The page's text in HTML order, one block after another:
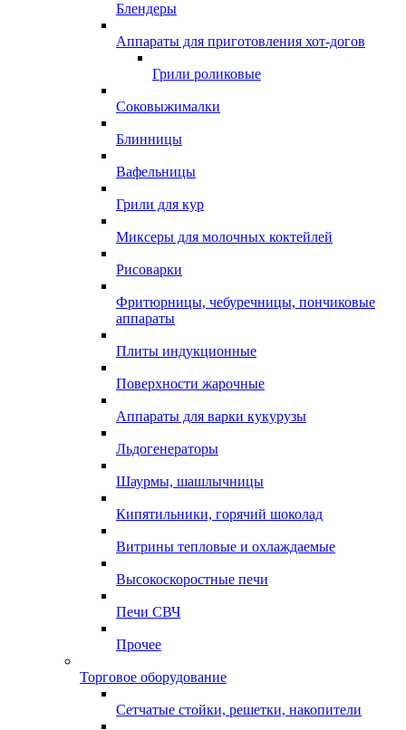
Блендеры
Аппараты для приготовления хот-догов
Грили роликовые
Соковыжималки
Блинницы
Вафельницы
Грили для кур
Миксеры для молочных коктейлей
Рисоварки
Фритюрницы, чебуречницы, пончиковые
аппараты
Плиты индукционные
Поверхности жарочные
Аппараты для варки кукурузы
Льдогенераторы
Шаурмы, шашлычницы
Кипятильники, горячий шоколад
Витрины тепловые и охлаждаемые
Высокоскоростные печи
Печи СВЧ
Прочее
Торговое оборудование
Сетчатые стойки, решетки, накопители